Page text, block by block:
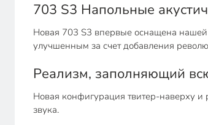
703 S3 Напольные
Новая 703 S3 впервые оснащена
улучшенным за счет добавления
Реализм, заполняющий
Новая конфигурация твитер-наверху
звука.